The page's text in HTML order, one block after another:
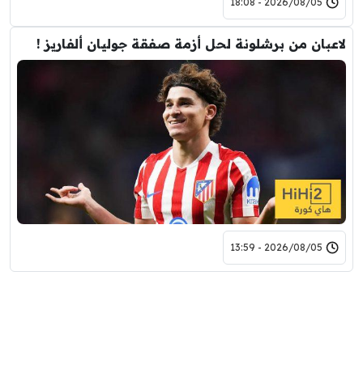
لاعبان من برشلونة لحل أزمة صفقة جوليان ألفاريز !
2026/08/05 - 13:59